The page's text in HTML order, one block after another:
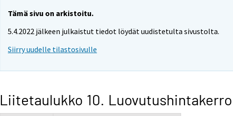
Tämä sivu on arkistoitu.
5.4.2022 jälkeen julkaistut tiedot löydät uudistetulta sivustolta.
Siirry uudelle tilastosivulle
Liitetaulukko 10.